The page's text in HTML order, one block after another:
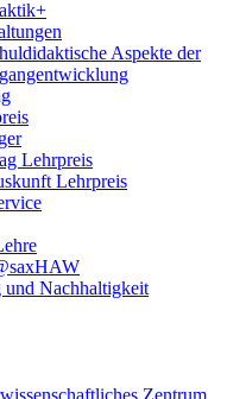
Aspekte der
Lehrpreis
Lehrpreis
und Nachhaltigkeit
Zentrum